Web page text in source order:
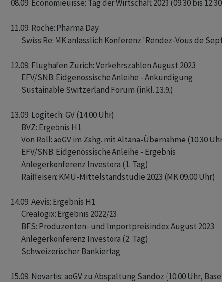
08.09. Economieuisse: Tag der Wirtschaft 2023 (09.30 bis
11.09. Roche: Pharma Day
Swiss Re: MK anlässlich Konferenz 'Rendez-Vous de
12.09. Flughafen Zürich: Verkehrszahlen August 2023
       EFV/SNB: Eidgenössische Anleihe - Ankündigung
       Sustainable Switzerland Forum (inkl. 13.9.)
13.09. Logitech: GV (14.00 Uhr)
       BVZ: Ergebnis H1
Von Roll: aoGV im Zshg. mit Altana-Übernahme (10.30
       EFV/SNB: Eidgenössische Anleihe - Ergebnis
       Anlegerkonferenz Investora (1. Tag)
       Raiffeisen: KMU-Mittelstandstudie 2023 (MK 09.00 Uhr)
14.09. Aevis: Ergebnis H1
       Crealogix: Ergebnis 2022/23
       BFS: Produzenten- und Importpreisindex August 2023
       Anlegerkonferenz Investora (2. Tag)
       Schweizerischer Bankiertag
15.09. Novartis: aoGV zu Abspaltung Sandoz (10.00 Uhr,